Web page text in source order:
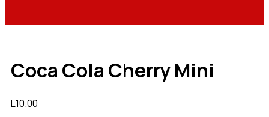
Coca Cola Cherry Mini
L10.00